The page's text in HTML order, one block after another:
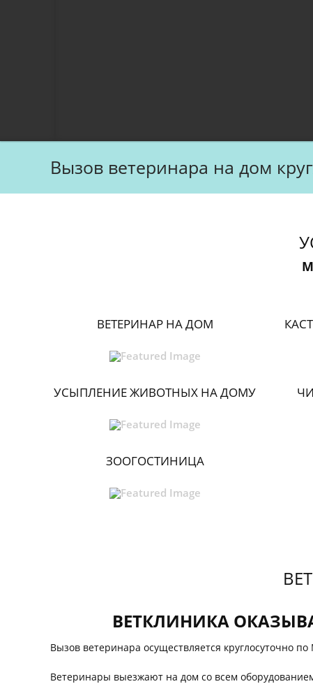
Вызов ветеринара на дом
ВЕТЕРИНАР НА ДОМ
УСЫПЛЕНИЕ ЖИВОТНЫХ НА ДОМУ
ЗООГОСТИНИЦА
ВЕТКЛИНИКА
Вызов ветеринара осуществляется круглосуточно
Ветеринары выезжают на дом со всем